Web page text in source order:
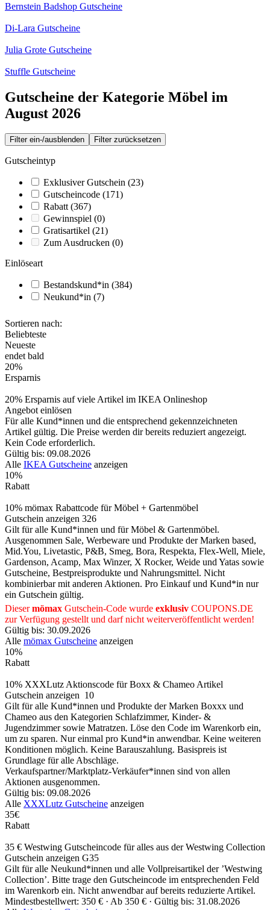
Bernstein Badshop Gutscheine
Di-Lara Gutscheine
Julia Grote Gutscheine
Stuffle Gutscheine
Gutscheine der Kategorie Möbel im
August 2026
Filter ein-/ausblenden Filter zurücksetzen
Gutscheintyp
Exklusiver Gutschein (23)
Gutscheincode (171)
Rabatt(367)
Gewinnspiel (0)
Gratisartikel (21)
Zum Ausdrucken (0)
Einlöseart
Bestandskund*in (384)
Neukund*in (7)
Sortieren nach:
Beliebteste
Neueste
endet bald
20%
Ersparnis
20% Ersparnis auf viele Artikel im IKEA Onlineshop
Angebot einlösen
Für alle Kund*innen und die entsprechend gekennzeichneten
Artikel gültig. Die Preise werden dir bereits reduziert angezeigt.
Kein Code erforderlich.
Gültig bis: 09.08.2026
Alle IKEA Gutscheine anzeigen
10%
Rabatt
10% mömax Rabattcode für Möbel + Gartenmöbel
Gutschein anzeigen 326
Gilt für alle Kund*innen und für Möbel & Gartenmöbel.
Ausgenommen Sale, Werbeware und Produkte der Marken based,
Mid.You, Livetastic, P&B, Smeg, Bora, Respekta, Flex-Well, Miele,
Gardenson, Acamp, Max Winzer, X Rocker, Weide und Yatas sowie
Gutscheine, Bestpreisprodukte und Nahrungsmittel. Nicht
kombinierbar mit anderen Aktionen. Pro Einkauf und Kund*in nur
ein Gutschein gültig.
Diesermömax Gutschein-Code wurde exklusiv COUPONS.DE
zur Verfügung gestellt und darf nicht weiterveröffentlicht werden!
Gültig bis: 30.09.2026
Alle mömax Gutscheine anzeigen
10%
Rabatt
10% XXXLutz Aktionscode für Boxx & Chameo Artikel
Gutschein anzeigen 10
Gilt für alle Kund*innen und Produkte der Marken Boxxx und
Chameo aus den Kategorien Schlafzimmer, Kinder- &
Jugendzimmer sowie Matratzen. Löse den Code im Warenkorb ein,
um zu sparen. Nur einmal pro Kund*in anwendbar. Keine weiteren
Konditionen möglich. Keine Barauszahlung. Basispreis ist
Grundlage für alle Abschläge.
Verkaufspartner/Marktplatz‑Verkäufer*innen sind von allen
Aktionen ausgenommen.
Gültig bis: 09.08.2026
Alle XXXLutz Gutscheine anzeigen
35€
Rabatt
35 € Westwing Gutscheincode für alles aus der Westwing Collection
Gutschein anzeigen G35
Gilt für alle Neukund*innen und alle Vollpreisartikel der ’Westwing
Collection’. Bitte trage den Gutscheincode im entsprechenden Feld
im Warenkorb ein. Nicht anwendbar auf bereits reduzierte Artikel.
Mindestbestellwert: 350 € · Ab 350 € · Gültig bis: 31.08.2026